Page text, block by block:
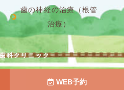
WEB予約
歯の神経の治療（根管
治療）
科クリニック